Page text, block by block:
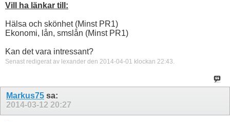
Vill ha länkar till:
Hälsa och skönhet (Minst PR1)
Ekonomi, lån, smslån (Minst PR1)
Kan det vara intressant?
Senast redigerat av lexander den 2014-04-01 klockan 22:43.
Markus75 sa:
2014-03-12 20:27